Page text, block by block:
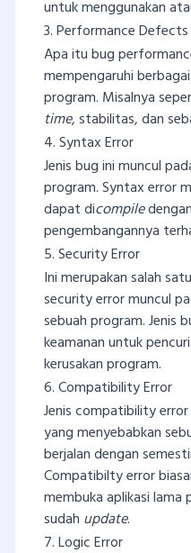
untuk menggunakan
3. Performance Defects
Apa itu bug
mempengaruhi
program. Misalnya
time, stabilitas, dan
4. Syntax Error
Jenis bug ini muncul
program. Syntax error
dapat di­compile
pengembangannya
5. Security Error
Ini merupakan salah
security error muncul
sebuah program. Jenis
keamanan untuk
kerusakan program.
6. Compatibility Error
Jenis compatibility
yang menyebabkan
berjalan dengan
Compatibilty error
membuka aplikasi lama
sudah update.
7. Logic Error